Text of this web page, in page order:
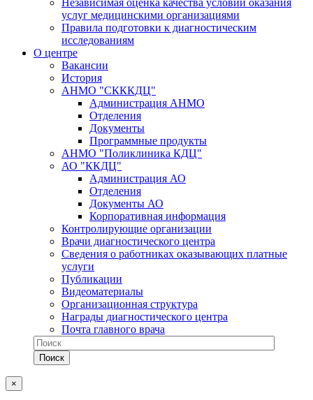
Независимая оценка качества условий оказания
услуг медицинскими организациями
Правила подготовки к диагностическим
исследованиям
О центре
Вакансии
История
АНМО "СКККДЦ"
Администрация АНМО
Отделения
Документы
Программные продукты
АНМО "Поликлиника КДЦ"
АО "ККДЦ"
Администрация АО
Отделения
Документы АО
Корпоративная информация
Контролирующие организации
Врачи диагностического центра
Сведения о работниках оказывающих платные
услуги
Публикации
Видеоматериалы
Организационная структура
Награды диагностического центра
Почта главного врача
×